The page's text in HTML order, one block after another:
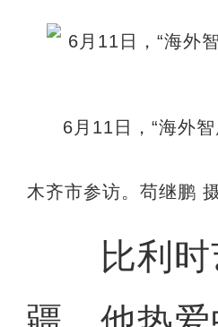
6月11日，“海外
木齐市参访。苟继鹏
比利时